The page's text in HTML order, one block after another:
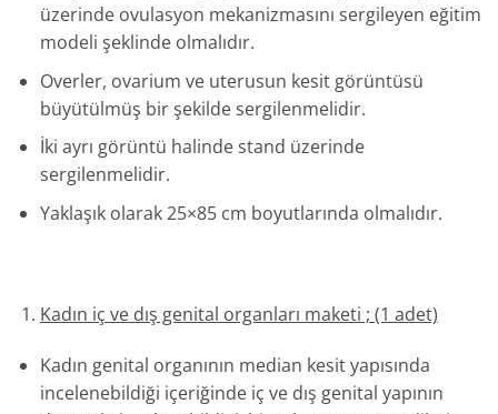
üzerinde ovulasyon mekanizmasını sergileyen eğitim
modeli şeklinde olmalıdır.
Overler, ovarium ve uterusun kesit görüntüsü
büyütülmüş bir şekilde sergilenmelidir.
İki ayrı görüntü halinde stand üzerinde
sergilenmelidir.
Yaklaşık olarak 25×85 cm boyutlarında olmalıdır.
Kadın iç ve dış genital organları maketi ; (1 adet)
Kadın genital organının median kesit yapısında
incelenebildiği içeriğinde iç ve dış genital yapının